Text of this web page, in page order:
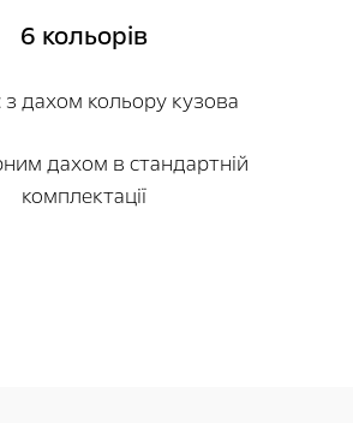
6 кольорів
дахом кольору кузова
дахом в стандартній
комплектації